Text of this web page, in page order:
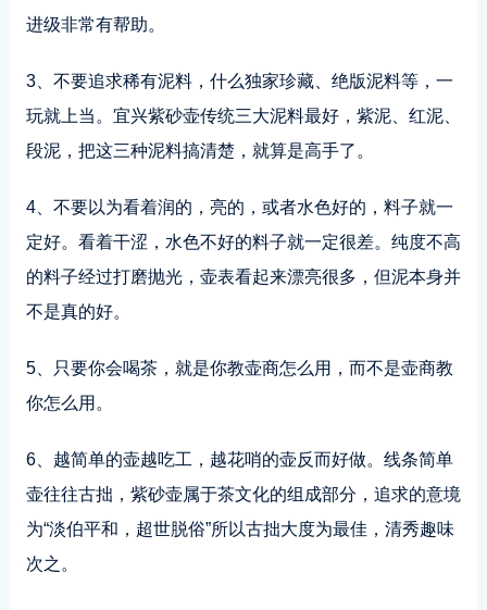
进级非常有帮助。
3、不要追求稀有泥料，什么独家珍藏、绝版泥料等，一
玩就上当。宜兴紫砂壶传统三大泥料最好，紫泥、红泥、
段泥，把这三种泥料搞清楚，就算是高手了。
4、不要以为看着润的，亮的，或者水色好的，料子就一
定好。看着干涩，水色不好的料子就一定很差。纯度不高
的料子经过打磨抛光，壶表看起来漂亮很多，但泥本身并
不是真的好。
5、只要你会喝茶，就是你教壶商怎么用，而不是壶商教
你怎么用。
6、越简单的壶越吃工，越花哨的壶反而好做。线条简单
壶往往古拙，紫砂壶属于茶文化的组成部分，追求的意境
为“淡伯平和，超世脱俗”所以古拙大度为最佳，清秀趣味
次之。